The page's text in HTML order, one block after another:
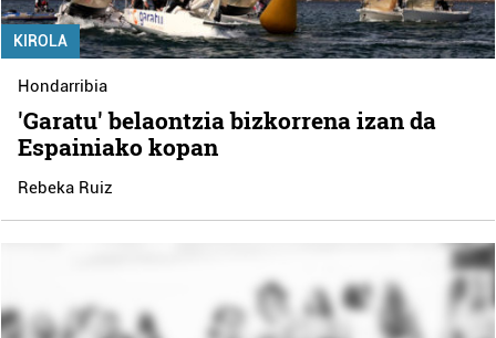
KIROLA
Hondarribia
'Garatu' belaontzia bizkorrena izan da
Espainiako kopan
Rebeka Ruiz